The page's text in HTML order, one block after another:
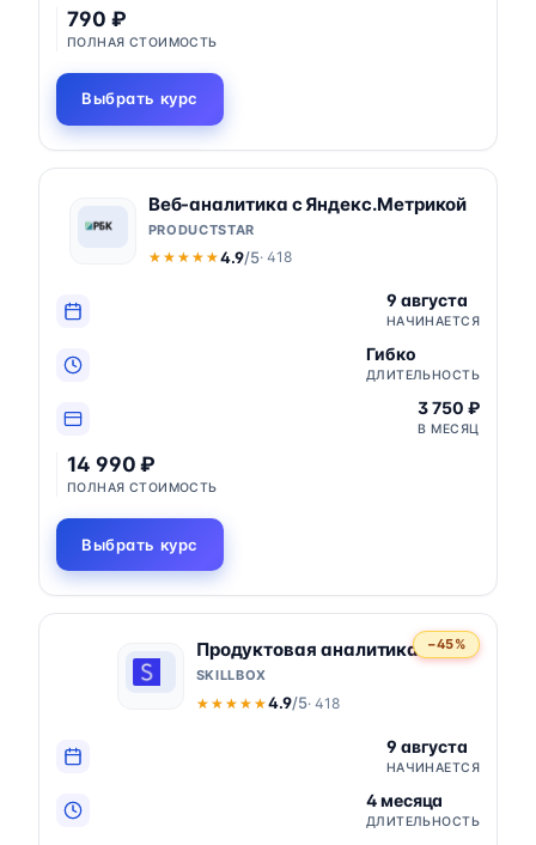
790 ₽
ПОЛНАЯ СТОИМОСТЬ
Выбрать курс
Веб-аналитика с Яндекс.Метрикой
PRODUCTSTAR
★★★★★
★★★★★4.9/5· 418
9 августа
НАЧИНАЕТСЯ
Гибко
ДЛИТЕЛЬНОСТЬ
3 750 ₽
В МЕСЯЦ
14 990 ₽
ПОЛНАЯ СТОИМОСТЬ
Выбрать курс
−45%
Продуктовая аналитика
SKILLBOX
★★★★★
★★★★★4.9/5· 418
9 августа
НАЧИНАЕТСЯ
4 месяца
ДЛИТЕЛЬНОСТЬ